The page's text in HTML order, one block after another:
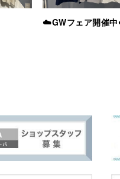
☁️GWフェア開催